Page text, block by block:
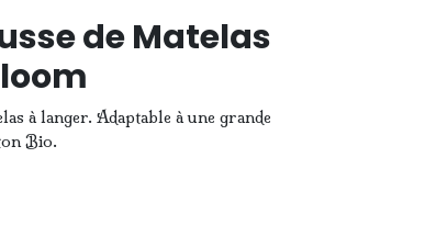
de Matelas
à langer. Adaptable à une grande
Bio.